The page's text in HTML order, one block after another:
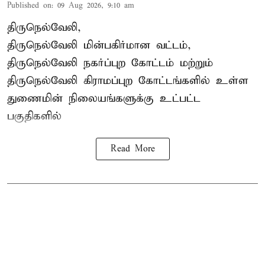
Published on: 09 Aug 2026, 9:10 am
திருநெல்வேலி,
திருநெல்வேலி மின்பகிர்மான வட்டம்,
திருநெல்வேலி நகர்ப்புற கோட்டம் மற்றும்
திருநெல்வேலி கிராமப்புற கோட்டங்களில் உள்ள
துணைமின் நிலையங்களுக்கு உட்பட்ட
பகுதிகளில்
Read More